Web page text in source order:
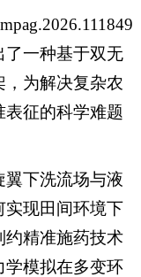
了一种基于双无
，为解决复杂农
表征的科学难题
下洗流场与液
实现田间环境下
约精准施药技术
学模拟在多变环